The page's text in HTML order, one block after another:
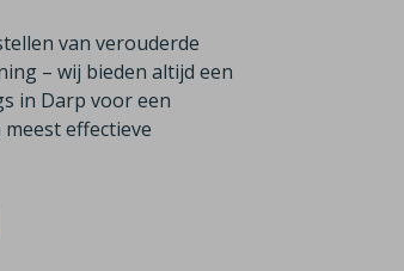
van verouderde
– wij bieden altijd een
in Darp voor een
effectieve